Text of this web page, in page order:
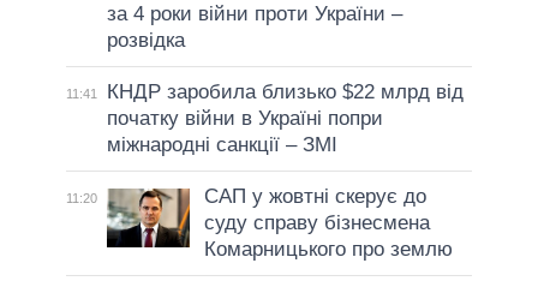
за 4 роки війни проти України –
розвідка
11:41
КНДР заробила близько $22 млрд від
початку війни в Україні попри
міжнародні санкції – ЗМІ
11:20
САП у жовтні скерує до
суду справу бізнесмена
Комарницького про землю